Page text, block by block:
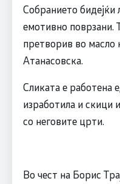
Собранието бидејќи
емотивно поврзани.
претворив во масло
Атанасовска.
Сликата е работена
изработила и скици
со неговите црти.
Во чест на Борис